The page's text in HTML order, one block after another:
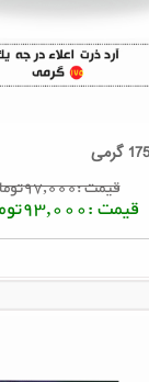
قیمت :97,000تومان
قیمت :93,000تومان